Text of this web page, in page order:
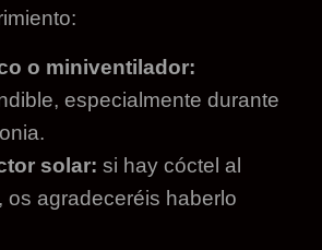
o miniventilador:
especialmente durante
solar: si hay cóctel al
os agradeceréis haberlo